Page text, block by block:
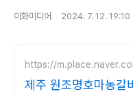
이화미디어 2024. 7. 12. 19:10
https://
제주 원조명호마농갈